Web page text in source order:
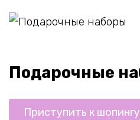
Подарочные
Приступить к шопингу